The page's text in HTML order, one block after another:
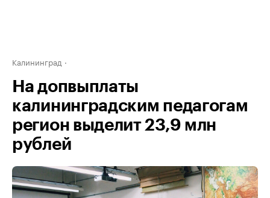
Калининград
На допвыплаты
калининградским педагогам
регион выделит 23,9 млн
рублей